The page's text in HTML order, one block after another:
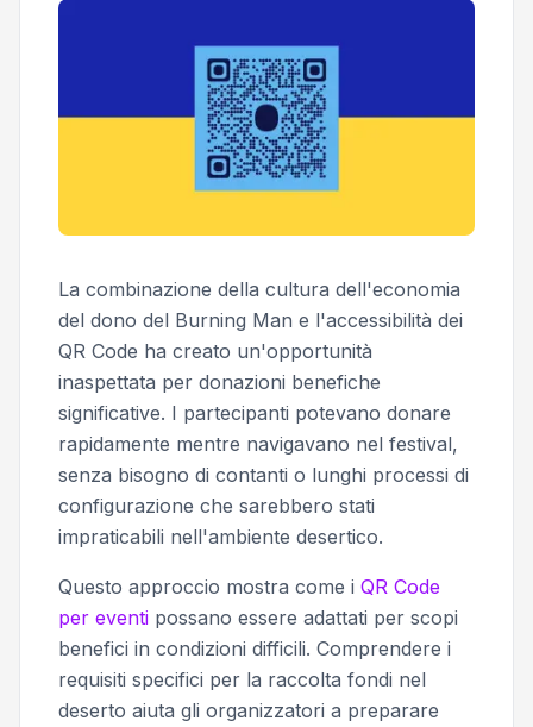
La combinazione della cultura dell'economia
del dono del Burning Man e l'accessibilità dei
QR Code ha creato un'opportunità
inaspettata per donazioni benefiche
significative. I partecipanti potevano donare
rapidamente mentre navigavano nel festival,
senza bisogno di contanti o lunghi processi di
configurazione che sarebbero stati
impraticabili nell'ambiente desertico.
Questo approccio mostra come i QR Code
per eventi possano essere adattati per scopi
benefici in condizioni difficili. Comprendere i
requisiti specifici per la raccolta fondi nel
deserto aiuta gli organizzatori a preparare